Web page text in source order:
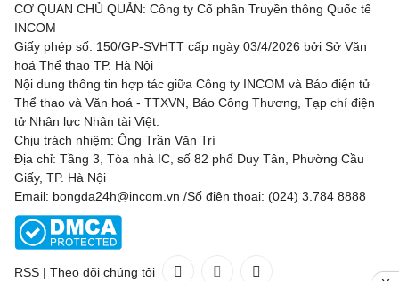
CƠ QUAN CHỦ QUẢN: Công ty Cổ phần Truyền thông Quốc tế
INCOM
Giấy phép số: 150/GP-SVHTT cấp ngày 03/4/2026 bởi Sở Văn
hoá Thể thao TP. Hà Nội
Nội dung thông tin hợp tác giữa Công ty INCOM và Báo điện tử
Thể thao và Văn hoá - TTXVN, Báo Công Thương, Tạp chí điện
tử Nhân lực Nhân tài Việt.
Chịu trách nhiệm: Ông Trần Văn Trí
Địa chỉ: Tầng 3, Tòa nhà IC, số 82 phố Duy Tân, Phường Cầu
Giấy, TP. Hà Nội
Email: bongda24h@incom.vn /Số điện thoại: (024) 3.784 8888
RSS | Theo dõi chúng tôi